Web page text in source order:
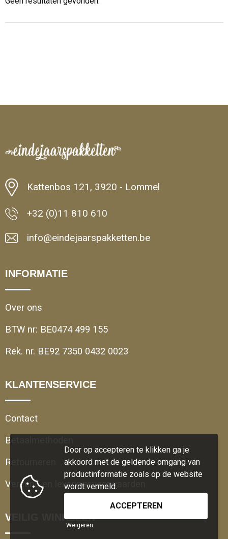
Kattenbos 121, 3920 - Lommel
+32 (0)11 810 610
info@eindejaarspakketten.be
INFORMATIE
Over ons
BTW nr: BE0474 499 155
Rek. nr. BE92 7350 0432 0023
KLANTENSERVICE
Contact
Betaalmethoden
Retourneren
Verzend en leveringsvoorwaarden
VEILIG WINKELEN
Door op accepteren te klikken ga je
akkoord met de geldende omgang van
productinformatie zoals op de website
wordt vermeld.
Weigeren